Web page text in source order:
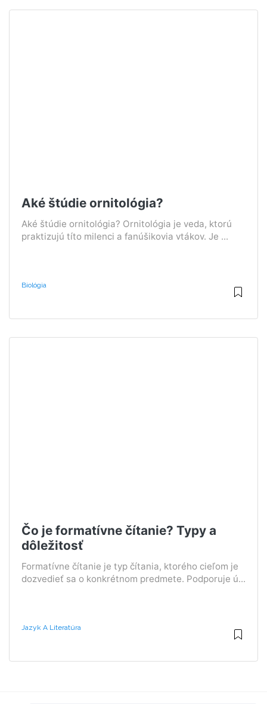
Aké štúdie ornitológia?
Aké štúdie ornitológia? Ornitológia je veda, ktorú
praktizujú títo milenci a fanúšikovia vtákov. Je ...
Biológia
Čo je formatívne čítanie? Typy a
dôležitosť
Formatívne čítanie je typ čítania, ktorého cieľom je
dozvedieť sa o konkrétnom predmete. Podporuje ú...
Jazyk A Literatúra